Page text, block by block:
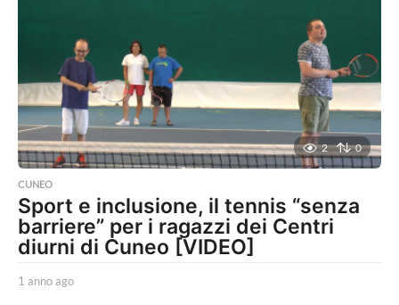
a
g
2 0
CUNEO
Sport e inclusione, il tennis “senza
barriere” per i ragazzi dei Centri
diurni di Cuneo [VIDEO]
1 anno ago